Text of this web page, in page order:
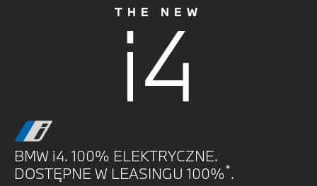
THE NEW
i4
BMW i4. 100% ELEKTRYCZNE.
DOSTĘPNE W LEASINGU 100%*.